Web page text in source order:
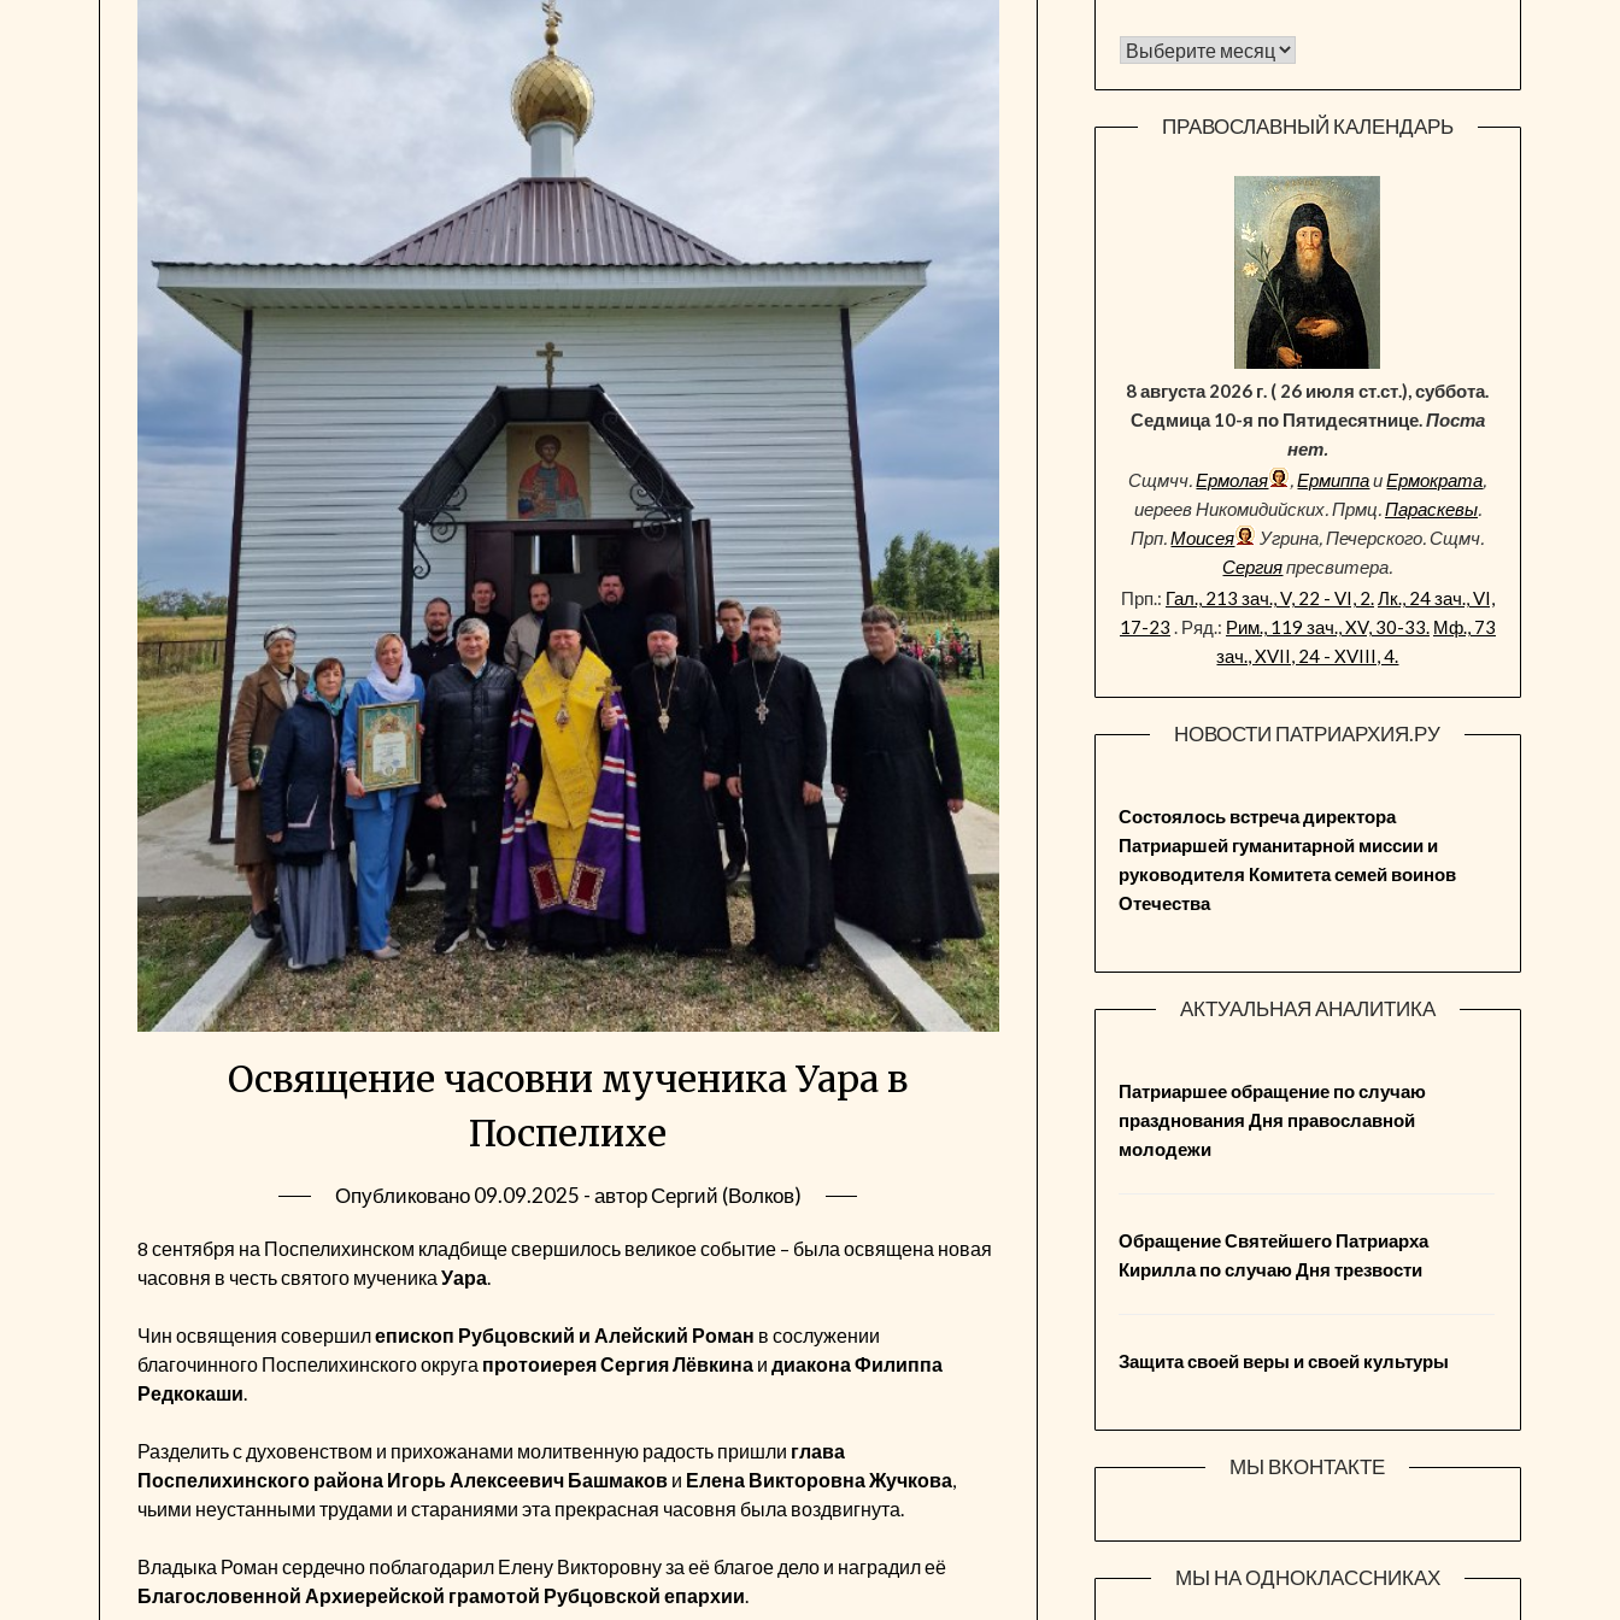
Освящение часовни мученика Уара в
Поспелихе
Опубликовано09.09.2025 - авторСергий (Волков)
8 сентября на Поспелихинском кладбище свершилось великое событие – была освящена новая
часовня в честь святого мученикаУара.
Чин освящения совершилепископ Рубцовский и Алейский Роман в сослужении
благочинного Поспелихинского округа протоиерея Сергия Лёвкина идиакона Филиппа
Редкокаши.
Разделить с духовенством и прихожанами молитвенную радость пришли глава
Поспелихинского района Игорь Алексеевич Башмаков и Елена Викторовна Жучкова,
чьими неустанными трудами и стараниями эта прекрасная часовня была воздвигнута.
Владыка Роман сердечно поблагодарил Елену Викторовну за её благое дело и наградил её
Благословенной Архиерейской грамотой Рубцовской епархии.
Архив новостей
ПРАВОСЛАВНЫЙ КАЛЕНДАРЬ
8 августа 2026 г. ( 26 июля ст.ст.), суббота.
Седмица 10-я по Пятидесятнице.Поста
нет.
Сщмчч.Ермолая ,ЕрмиппаиЕрмократа,
иереев Никомидийских. Прмц.Параскевы.
Прп.Моисея
Угрина, Печерского. Сщмч.
Сергияпресвитера.
Прп.: Гал., 213 зач., V, 22 - VI, 2.Лк., 24 зач., VI,
17-23 . Ряд.: Рим., 119 зач., XV, 30-33. Мф., 73
зач., XVII, 24 - XVIII, 4.
НОВОСТИ ПАТРИАРХИЯ.РУ
Состоялось встреча директора
Патриаршей гуманитарной миссии и
руководителя Комитета семей воинов
Отечества
АКТУАЛЬНАЯ АНАЛИТИКА
Патриаршее обращение по случаю
празднования Дня православной
молодежи
Обращение Святейшего Патриарха
Кирилла по случаю Дня трезвости
Защита своей веры и своей культуры
МЫ ВКОНТАКТЕ
МЫ НА ОДНОКЛАССНИКАХ